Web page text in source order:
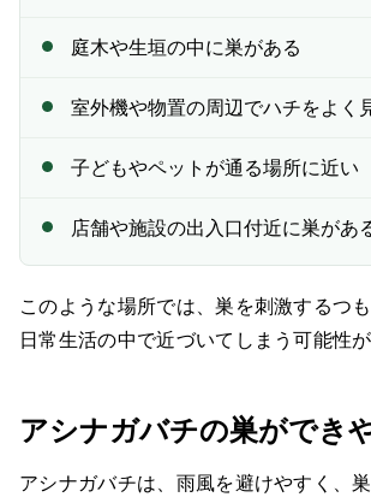
— Q4. 料金はどのくらいかかりますか？
— Q5. ベランダに巣があります。洗濯
— Q6. 庭木の中に巣があるようです。
— Q8. アシナガバチの巣は毎年同じ場
— Q10. 相談すると必ず施工になります
熊本・佐賀・福岡でアシナガバチの巣
庭木や生垣の中に巣がある
室外機や物置の周辺でハチをよく
子どもやペットが通る場所に近い
店舗や施設の出入口付近に巣があ
このような場所では、巣を刺激するつ
日常生活の中で近づいてしまう可能性が
アシナガバチの巣ができ
アシナガバチは、雨風を避けやすく、